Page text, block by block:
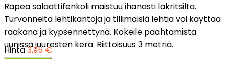
Rapea salaattifenkoli maistuu ihanasti lakritsilta.
Turvonneita lehtikantoja ja tillimäisiä lehtiä voi käyttää
raakana ja kypsennettynä. Kokeile paahtamista
uunissa juuresten kera. Riittoisuus 3 metriä.
Hinta3,95 €